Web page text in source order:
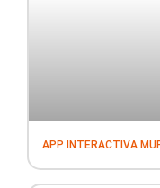
APP INTERACTIVA